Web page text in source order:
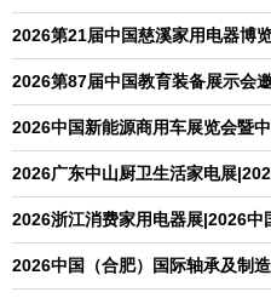
2026第21届中国慈溪家用电器博
2026第87届中国教育装备展示会
2026中国新能源商用车展览会暨
2026广东中山厨卫生活家电展
2026浙江消费家用电器展|2026
2026中国（合肥）国际轴承及制